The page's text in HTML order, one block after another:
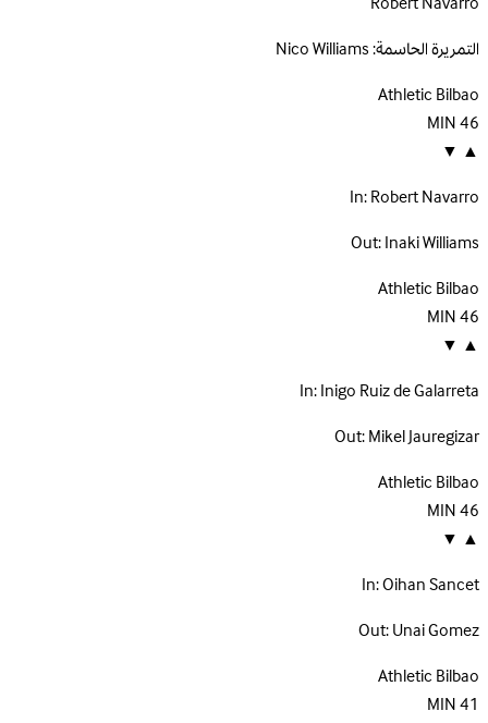
التمريرة الحاسمة:Nico Williams
Athletic Bilbao
46
MIN
▲
▼
In:Robert Navarro
Out:Inaki Williams
Athletic Bilbao
46
MIN
▲
▼
In:Inigo Ruiz de Galarreta
Out:Mikel Jauregizar
Athletic Bilbao
46
MIN
▲
▼
In:Oihan Sancet
Out:Unai Gomez
Athletic Bilbao
41
MIN